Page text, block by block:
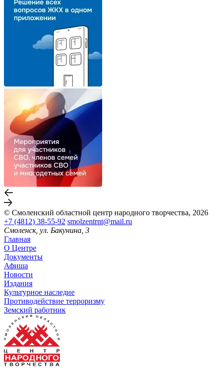
© Смоленский областной центр народного творчества, 2026
+7 (4812) 38-55-92 smolzentrnt@mail.ru
Смоленск, ул. Бакунина, 3
Главная
О Центре
Документы
Афиша
Новости
Издания
Культурное наследие
Противодействие терроризму
Земский работник